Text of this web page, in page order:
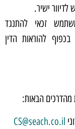
ישיר.
זכאי להתנגד
להוראות הדין
מהדרכים הבאות:
CS@seach.co.il